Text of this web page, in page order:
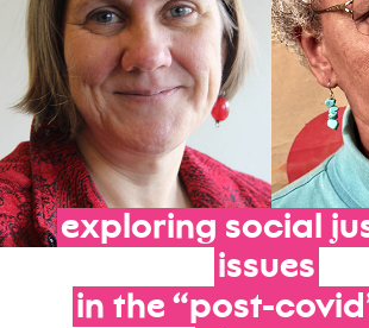
exploring social
issues
in the “post-